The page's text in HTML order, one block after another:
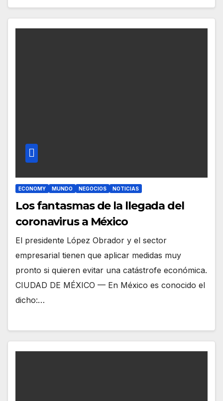
ECONOMY MUNDO NEGOCIOS NOTICIAS
Los fantasmas de la llegada del
coronavirus a México
El presidente López Obrador y el sector
empresarial tienen que aplicar medidas muy
pronto si quieren evitar una catástrofe económica.
CIUDAD DE MÉXICO — En México es conocido el
dicho:…